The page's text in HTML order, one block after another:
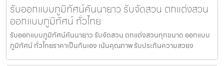
รับออกแบบภูมิทัศน์คันนายาว รับจัดสวน ตกแต่งสวน
ออกแบบภูมิทัศน์ ทั่วไทย
รับออกแบบภูมิทัศน์คันนายาว รับจัดสวน ตกแต่งสวนทุกขนาด ออกแบบ
ภูมิทัศน์ ทั่วไทยราคาเป็นกันเอง เน้นคุณภาพ รับประกันความสวยง